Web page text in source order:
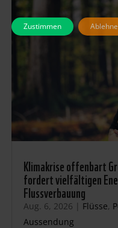
Klimakrise offenbart
fordert vielfältigen
Flussverbauung
Aug. 6, 2026 | Flüsse,
Aussendung
Zustimmen